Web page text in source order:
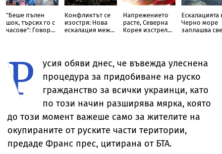
"Беше пълен
шок, търсих го с
часове": Говори
Конфликтът се
изостря: Нова
ескалация между
Напрежението
расте, Северна
Корея изстреля
Ескалацията
Черно море
заплашва
Р
усия обяви днес, че въвежда улеснена
процедура за придобиване на руско
гражданство за всички украинци, като
по този начин разширява мярка, която
до този момент важеше само за жителите на
окупираните от руските части територии,
предаде Франс прес, цитирана от БТА.